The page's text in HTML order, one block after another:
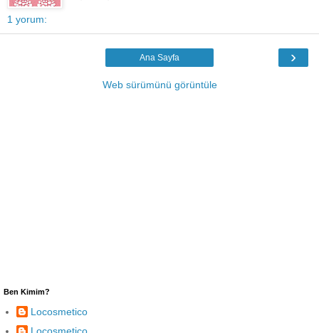
1 yorum:
›
Ana Sayfa
Web sürümünü görüntüle
Ben Kimim?
Locosmetico